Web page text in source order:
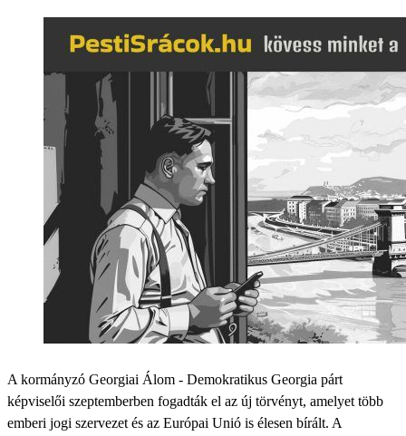
A kormányzó Georgiai Álom - Demokratikus Georgia párt
képviselői szeptemberben fogadták el az új törvényt, amelyet több
emberi jogi szervezet és az Európai Unió is élesen bírált. A